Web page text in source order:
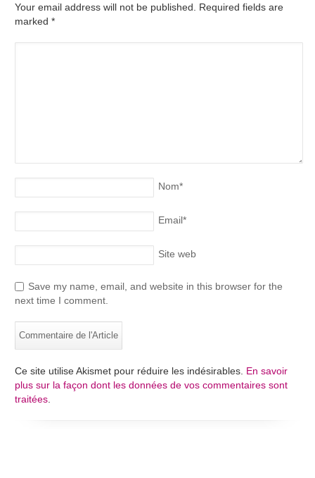
Your email address will not be published. Required fields are
marked*
Nom*
Email*
Site web
Save my name, email, and website in this browser for the
next time I comment.
Ce site utilise Akismet pour réduire les indésirables. En savoir
plus sur la façon dont les données de vos commentaires sont
traitées